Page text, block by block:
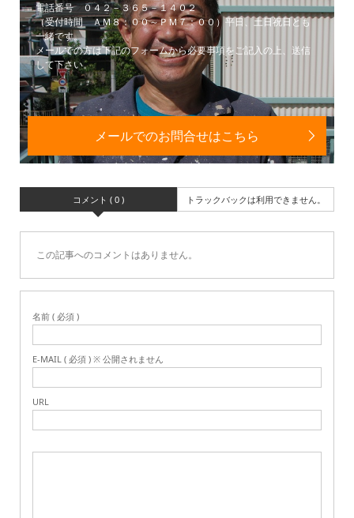
電話番号 ０４２－３６５－１４０２
（受付時間 ＡＭ８：００～ＰＭ７：００）平日、土日祝日とも
一緒です。
メールでの方は下記のフォームから必要事項をご記入の上、送信
して下さい。
メールでのお問合せはこちら
コメント ( 0 ) トラックバックは利用できません。
この記事へのコメントはありません。
名前 ( 必須 )
E-MAIL ( 必須 ) ※ 公開されません
URL